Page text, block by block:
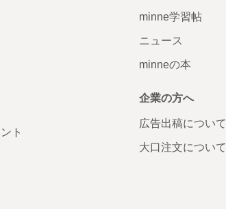
ト
minne学習帖
ニュース
minneの本
企業の方へ
広告出稿について
大口注文について